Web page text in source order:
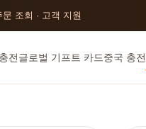
조회 · 고객 지원
전글로벌 기프트 카드중국 충전